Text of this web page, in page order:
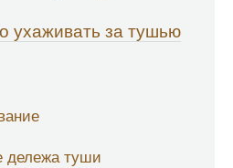
ухаживать за тушью
дележа туши